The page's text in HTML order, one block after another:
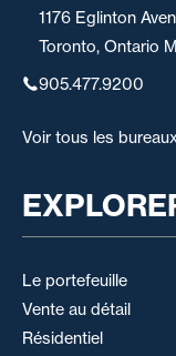
1176 Eglinton
Toronto, Ontario
905.477.9200
Voir tous les
Le portefeuille
Vente au détail
Résidentiel